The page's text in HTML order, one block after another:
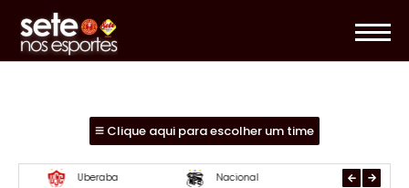
Clique aqui para escolher um time